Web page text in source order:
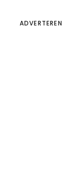
ADVERTEREN